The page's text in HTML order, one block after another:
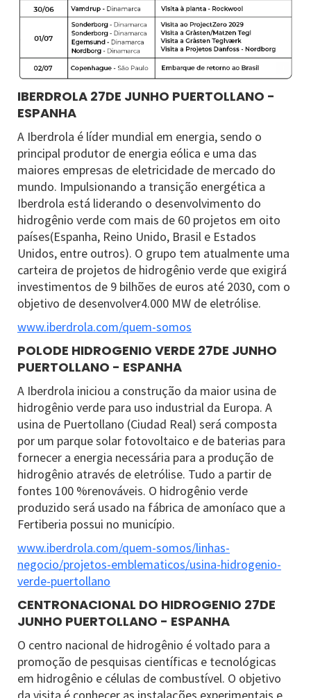
IBERDROLA 27DE JUNHO PUERTOLLANO -
ESPANHA
A Iberdrola é líder mundial em energia, sendo o
principal produtor de energia eólica e uma das
maiores empresas de eletricidade de mercado do
mundo. Impulsionando a transição energética a
Iberdrola está liderando o desenvolvimento do
hidrogênio verde com mais de 60 projetos em oito
países(Espanha, Reino Unido, Brasil e Estados
Unidos, entre outros). O grupo tem atualmente uma
carteira de projetos de hidrogênio verde que exigirá
investimentos de 9 bilhões de euros até 2030, com o
objetivo de desenvolver4.000 MW de eletrólise.
www.iberdrola.com/quem-somos
POLODE HIDROGENIO VERDE 27DE JUNHO
PUERTOLLANO - ESPANHA
A Iberdrola iniciou a construção da maior usina de
hidrogênio verde para uso industrial da Europa. A
usina de Puertollano (Ciudad Real) será composta
por um parque solar fotovoltaico e de baterias para
fornecer a energia necessária para a produção de
hidrogênio através de eletrólise. Tudo a partir de
fontes 100 %renováveis. O hidrogênio verde
produzido será usado na fábrica de amoníaco que a
Fertiberia possui no município.
www.iberdrola.com/quem-somos/linhas-
negocio/projetos-emblematicos/usina-hidrogenio-
verde-puertollano
CENTRONACIONAL DO HIDROGENIO 27DE
JUNHO PUERTOLLANO - ESPANHA
O centro nacional de hidrogênio é voltado para a
promoção de pesquisas científicas e tecnológicas
em hidrogênio e células de combustível. O objetivo
da visita é conhecer as instalações experimentais e